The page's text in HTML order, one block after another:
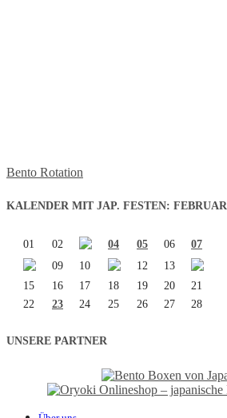
Bento Rotation
KALENDER MIT JAP. FESTEN: FEBRUAR
01 02 04 05 06
07
09
10 12
13
15
16 17 18 19 20
21
22
23 24 25 26 27 28
UNSERE PARTNER